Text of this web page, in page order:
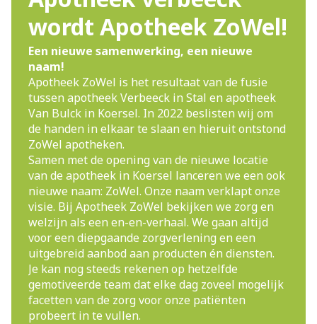
wordt Apotheek ZoWel!
Een nieuwe samenwerking, een nieuwe
naam!
Apotheek ZoWel is het resultaat van de fusie
tussen apotheek Verbeeck in Stal en apotheek
Van Bulck in Koersel. In 2022 beslisten wij om
de handen in elkaar te slaan en hieruit ontstond
ZoWel apotheken.
Samen met de opening van de nieuwe locatie
van de apotheek in Koersel lanceren we een ook
nieuwe naam: ZoWel. Onze naam verklapt onze
visie. Bij Apotheek ZoWel bekijken we zorg en
welzijn als een en-en-verhaal. We gaan altijd
voor een diepgaande zorgverlening en een
uitgebreid aanbod aan producten én diensten.
Je kan nog steeds rekenen op hetzelfde
gemotiveerde team dat elke dag zoveel mogelijk
facetten van de zorg voor onze patiënten
probeert in te vullen.